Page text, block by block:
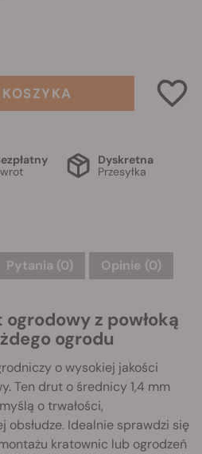
Dyskretna
Przesyłka
Pytania (0) Opinie (0)
z powłoką
ogrodu
o wysokiej jakości
Ten drut o średnicy 1,4 mm
o trwałości,
obsłudze. Idealnie sprawdzi się
kratownic lub ogrodzeń